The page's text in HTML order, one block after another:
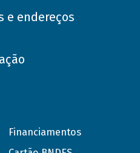
e endereços
Financiamentos